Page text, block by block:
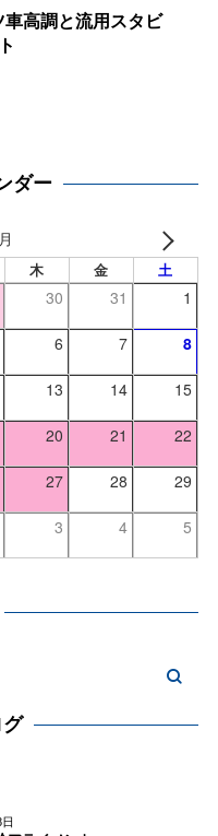
高調と流用スタビ
ダー
木 金 土
30 31 1
6 7 8
13 14 15
20 21 22
27 28 29
3 4 5